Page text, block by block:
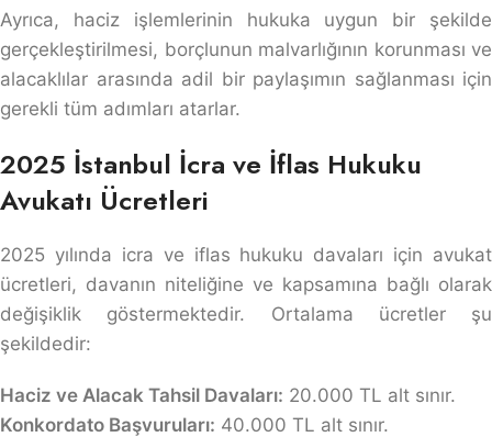
Ayrıca, haciz işlemlerinin hukuka uygun bir şekilde
gerçekleştirilmesi, borçlunun malvarlığının korunması ve
alacaklılar arasında adil bir paylaşımın sağlanması için
gerekli tüm adımları atarlar.
2025 İstanbul İcra ve İflas Hukuku
Avukatı Ücretleri
2025 yılında icra ve iflas hukuku davaları için avukat
ücretleri, davanın niteliğine ve kapsamına bağlı olarak
değişiklik göstermektedir. Ortalama ücretler şu
şekildedir:
Haciz ve Alacak Tahsil Davaları: 20.000 TL alt sınır.
Konkordato Başvuruları: 40.000 TL alt sınır.